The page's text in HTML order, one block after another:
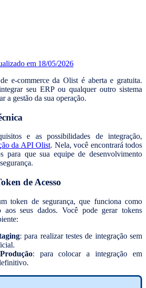
em 18/05/2026
e-commerce da Olist é aberta e gratuita.
seu ERP ou qualquer outro sistema
a gestão da sua operação.
e as possibilidades de integração,
da API Olist. Nela, você encontrará todos
para que sua equipe de desenvolvimento
de Acesso
token de segurança, que funciona como
aos seus dados. Você pode gerar tokens
: para realizar testes de integração sem
: para colocar a integração em